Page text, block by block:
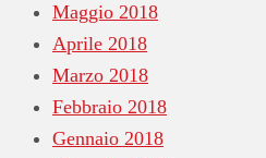
Maggio 2018
Aprile 2018
Marzo 2018
Febbraio 2018
Gennaio 2018